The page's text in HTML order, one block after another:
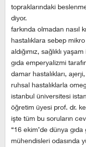
topraklarındaki
diyor.
farkında olmadan nasıl
hastalıklara sebep
aldığımız, sağlıklı
gıda emperyalizmi
damar hastalıkları,
ruhsal hastalıklarla
istanbul üniversitesi
öğretim üyesi prof. dr.
işte tüm bu soruların
“16 ekim’de dünya
mühendisleri odasında